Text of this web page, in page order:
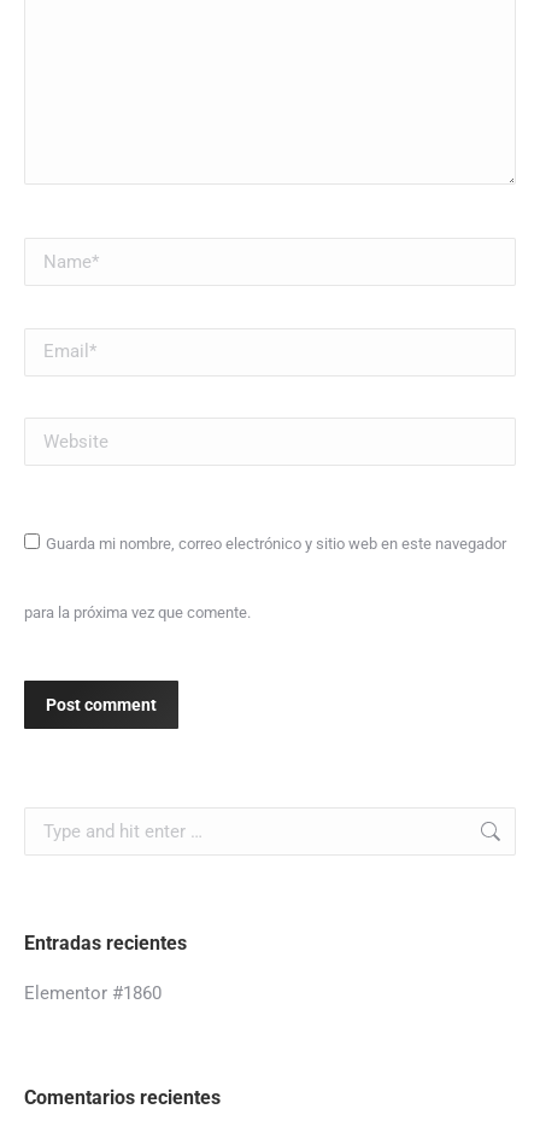
Name *
Email *
Website
Guarda mi nombre, correo electrónico y sitio web en este navegador
para la próxima vez que comente.
Post comment
Entradas recientes
Elementor #1860
Comentarios recientes